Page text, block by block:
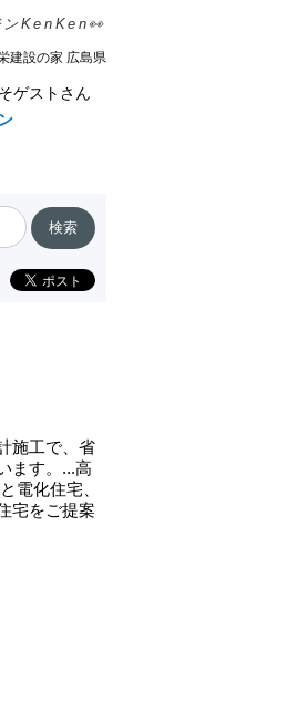
ンKenKen👀
建設の家 広島県
ゲストさん
施工で、省
ます。...高
電化住宅、
宅をご提案